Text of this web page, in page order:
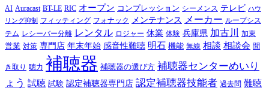
AI Auracast BT-LE RIC オープン コンプレッション シーメンス テレビ ハウ
リング抑制
フィッティング フォナック メンテナンス メーカー ループシス
テム レシーバー分離 レンタル ロジャー 休業 体験 兵庫県 加古川 加東
営業 対策 専門店 年末年始 感音性難聴 明石 機能 無線 相談 相談会 聞
き取り 聴力 補聴器 補聴器の選び方 補聴器センターめいり
ょう 試聴 試験 認定補聴器専門店 認定補聴器技能者 過去問 難聴